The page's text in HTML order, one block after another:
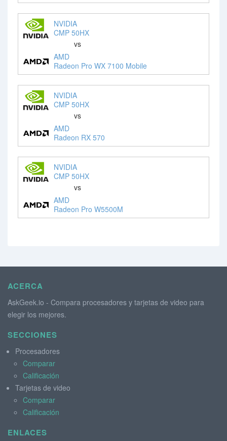
NVIDIA
CMP 50HX
vs
AMD
Radeon Pro WX 7100 Mobile
NVIDIA
CMP 50HX
vs
AMD
Radeon RX 570
NVIDIA
CMP 50HX
vs
AMD
Radeon Pro W5500M
ACERCA
AskGeek.io - Compara procesadores y tarjetas de video para
elegir los mejores.
SECCIONES
Procesadores
Comparar
Calificación
Tarjetas de video
Comparar
Calificación
ENLACES